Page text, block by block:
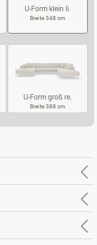
U-Form klein li.
Breite 348 cm
U-FORM
U-Form groß re.
Breite 388 cm